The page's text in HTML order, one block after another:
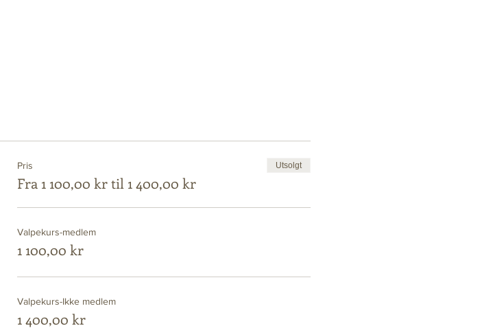
Pris
Fra 1 100,00 kr til 1 400,00 kr
Utsolgt
Valpekurs-medlem
1 100,00 kr
Valpekurs-Ikke medlem
1 400,00 kr